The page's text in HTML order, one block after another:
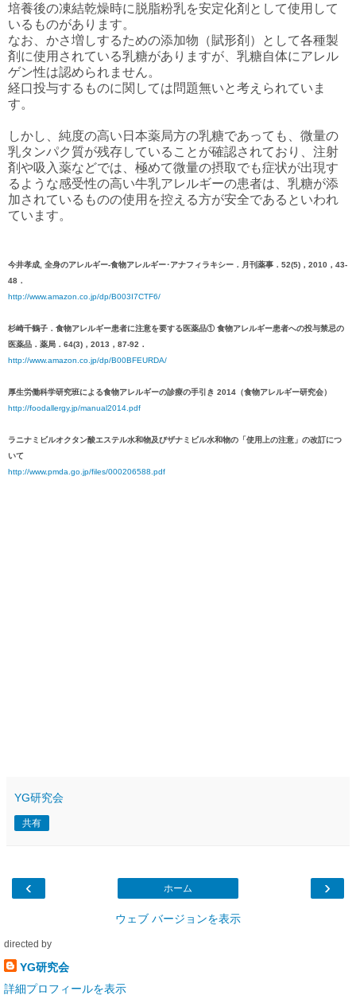
培養後の凍結乾燥時に脱脂粉乳を安定化剤として使用して
いるものがあります。
なお、かさ増しするための添加物（賦形剤）として各種製
剤に使用されている乳糖がありますが、乳糖自体にアレル
ゲン性は認められません。
経口投与するものに関しては問題無いと考えられていま
す。
しかし、純度の高い日本薬局方の乳糖であっても、微量の
乳タンパク質が残存していることが確認されており、注射
剤や吸入薬などでは、極めて微量の摂取でも症状が出現す
るような感受性の高い牛乳アレルギーの患者は、乳糖が添
加されているものの使用を控える方が安全であるといわれ
ています。
今井孝成, 全身のアレルギー-食物アレルギー･アナフィラキシー．月刊薬事．52(5)，2010，43-
48．
http://www.amazon.co.jp/dp/B003I7CTF6/
杉崎千鶴子．食物アレルギー患者に注意を要する医薬品① 食物アレルギー患者への投与禁忌の
医薬品．薬局．64(3)，2013，87-92．
http://www.amazon.co.jp/dp/B00BFEURDA/
厚生労働科学研究班による食物アレルギーの診療の手引き 2014（食物アレルギー研究会）
http://foodallergy.jp/manual2014.pdf
ラニナミビルオクタン酸エステル水和物及びザナミビル水和物の「使用上の注意」の改訂につ
いて
http://www.pmda.go.jp/files/000206588.pdf
YG研究会
共有
‹ ›
ホーム
ウェブ バージョンを表示
directed by
YG研究会
詳細プロフィールを表示